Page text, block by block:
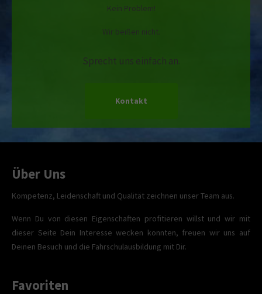
Kein Problem!
Wir beißen nicht.
Sprecht uns einfach an.
Kontakt
Über Uns
Kompetenz, Leidenschaft und Qualität zeichnen unser Team aus.
Wenn Du von diesen Eigenschaften profitieren willst und wir mit
dieser Seite Dein Interesse wecken konnten, freuen wir uns auf
Deinen Besuch und die Fahrschulausbildung mit Dir.
Favoriten